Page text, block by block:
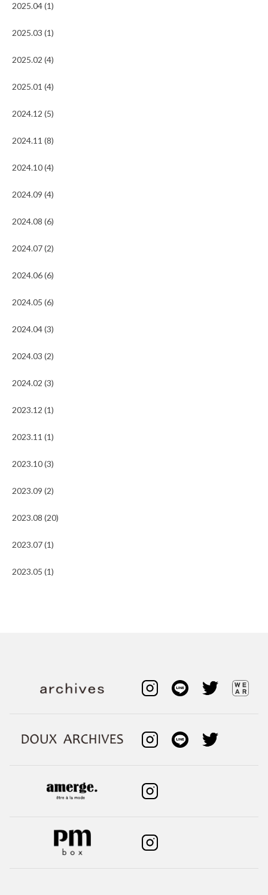
2025.04 (1)
2025.03 (1)
2025.02 (4)
2025.01 (4)
2024.12 (5)
2024.11 (8)
2024.10 (4)
2024.09 (4)
2024.08 (6)
2024.07 (2)
2024.06 (6)
2024.05 (6)
2024.04 (3)
2024.03 (2)
2024.02 (3)
2023.12 (1)
2023.11 (1)
2023.10 (3)
2023.09 (2)
2023.08 (20)
2023.07 (1)
2023.05 (1)